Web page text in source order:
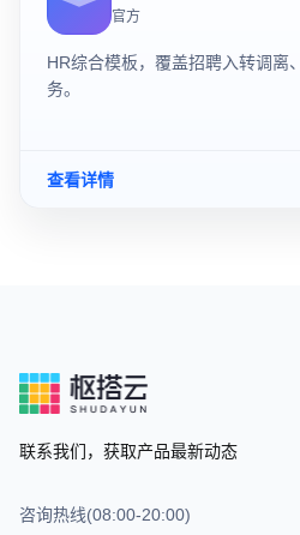
官方
HR综合模板，覆盖招聘入转调离
务。
查看详情
联系我们，获取产品最新动态
咨询热线(08:00-20:00)